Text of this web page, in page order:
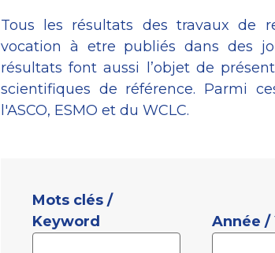
Tous les résultats des travaux de
vocation à etre publiés dans des
résultats font aussi l’objet de
scientifiques de référence. Parmi
l'ASCO, ESMO et du WCLC.
Mots clés /
Keyword
Année /